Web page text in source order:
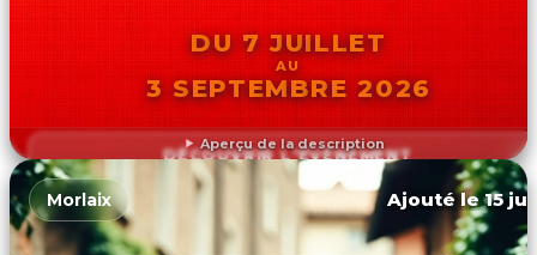
Aperçu de la description
DU 7 JUILLET
AU
3 SEPTEMBRE 2026
DÉCOUVRIR L'ÉVÉNEMENT
Morlaix Ajouté le 15